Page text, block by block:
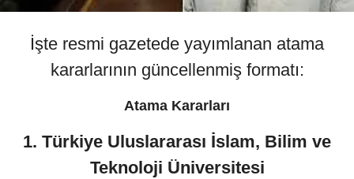
İşte resmi gazetede yayımlanan atama
kararlarının güncellenmiş formatı:
Atama Kararları
1. Türkiye Uluslararası İslam, Bilim ve
Teknoloji Üniversitesi